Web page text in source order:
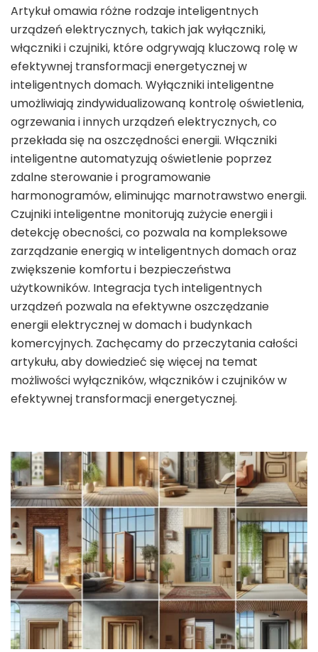
Artykuł omawia różne rodzaje inteligentnych
urządzeń elektrycznych, takich jak wyłączniki,
włączniki i czujniki, które odgrywają kluczową rolę w
efektywnej transformacji energetycznej w
inteligentnych domach. Wyłączniki inteligentne
umożliwiają zindywidualizowaną kontrolę oświetlenia,
ogrzewania i innych urządzeń elektrycznych, co
przekłada się na oszczędności energii. Włączniki
inteligentne automatyzują oświetlenie poprzez
zdalne sterowanie i programowanie
harmonogramów, eliminując marnotrawstwo energii.
Czujniki inteligentne monitorują zużycie energii i
detekcję obecności, co pozwala na kompleksowe
zarządzanie energią w inteligentnych domach oraz
zwiększenie komfortu i bezpieczeństwa
użytkowników. Integracja tych inteligentnych
urządzeń pozwala na efektywne oszczędzanie
energii elektrycznej w domach i budynkach
komercyjnych. Zachęcamy do przeczytania całości
artykułu, aby dowiedzieć się więcej na temat
możliwości wyłączników, włączników i czujników w
efektywnej transformacji energetycznej.